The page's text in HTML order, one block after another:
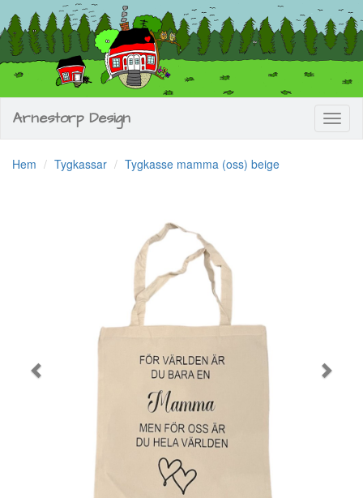
Arnestorp Design
Hem Tygkassar Tygkasse mamma (oss) beige